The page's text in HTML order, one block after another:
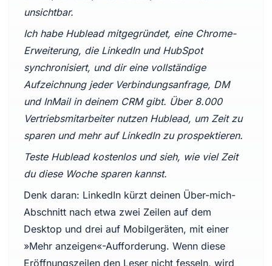
unsichtbar.
Ich habe Hublead mitgegründet, eine Chrome-
Erweiterung, die LinkedIn und HubSpot
synchronisiert, und dir eine vollständige
Aufzeichnung jeder Verbindungsanfrage, DM
und InMail in deinem CRM gibt. Über 8.000
Vertriebsmitarbeiter nutzen Hublead, um Zeit zu
sparen und mehr auf LinkedIn zu prospektieren.
Teste Hublead kostenlos und sieh, wie viel Zeit
du diese Woche sparen kannst.
Denk daran: LinkedIn kürzt deinen Über-mich-
Abschnitt nach etwa zwei Zeilen auf dem
Desktop und drei auf Mobilgeräten, mit einer
»Mehr anzeigen«-Aufforderung. Wenn diese
Eröffnungszeilen den Leser nicht fesseln, wird